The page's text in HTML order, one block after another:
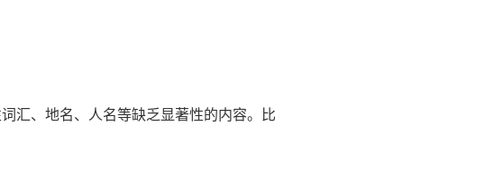
、地名、人名等缺乏显著性的内容。比